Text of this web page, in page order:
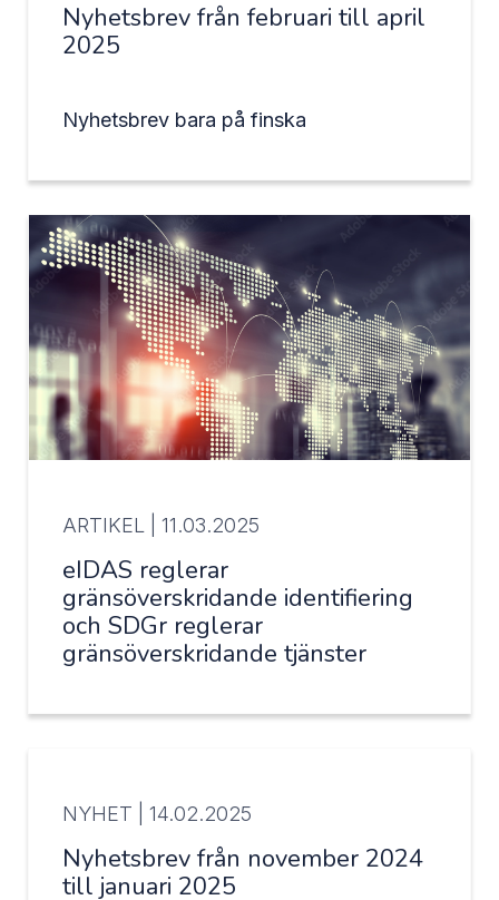
Nyhetsbrev från februari till april
2025
Nyhetsbrev bara på finska
ARTIKEL | 11.03.2025
eIDAS reglerar
gränsöverskridande identifiering
och SDGr reglerar
gränsöverskridande tjänster
NYHET | 14.02.2025
Nyhetsbrev från november 2024
till januari 2025